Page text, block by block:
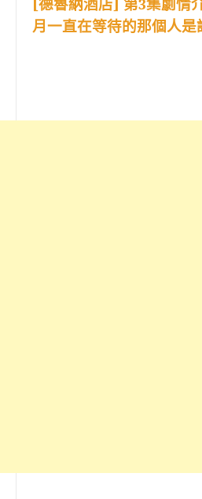
[德魯納酒店] 第3集劇情
月一直在等待的那個人是